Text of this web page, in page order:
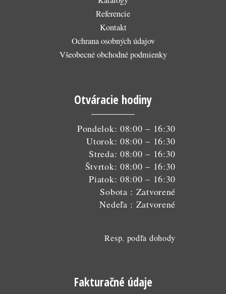
Referencie
Kontakt
Ochrana osobných údajov
Všeobecné obchodné podmienky
Otváracie hodiny
Pondelok: 08:00 – 16:30
Utorok: 08:00 – 16:30
Streda: 08:00 – 16:30
Štvrtok: 08:00 – 16:30
Piatok: 08:00 – 16:30
Sobota : Zatvorené
Nedeľa : Zatvorené
Resp. podľa dohody
Fakturačné údaje